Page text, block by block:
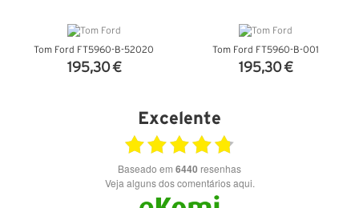
Tom Ford FT5960-B-52020
195,30 €
Tom Ford FT5960-B-001
195,30 €
Excelente
Baseado em 6440 resenhas
Veja alguns dos comentários aqui.